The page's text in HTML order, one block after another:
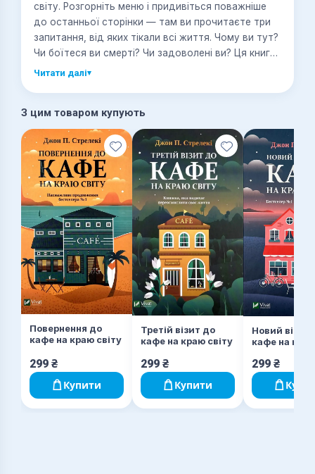
світу. Розгорніть меню і придивіться поважніше
до останньої сторінки — там ви прочитаєте три
запитання, від яких тікали всі життя. Чому ви тут?
Чи боїтеся ви смерті? Чи задоволені ви? Ця книга
допоможе у пошуках відповідей. З нею ви
кутом зору, незалежно від набутого досвіду.
«Кафе на краю світу» — справжній видавничий
феномен, бестселлер поза годиною, що вдохнув
мільйони людей у всьому світі на великі зміни.
Чарівно, легка й наснажлива, ця книжка повлиє на
ваш світогляд і назавжди змінити життя.
Читати далі▾
З цим товаром купують
Повернення до
кафе на краю світу
299 ₴
Купити
Третій візит до
кафе на краю світу
299 ₴
Купити
Новий
кафе на
299 ₴